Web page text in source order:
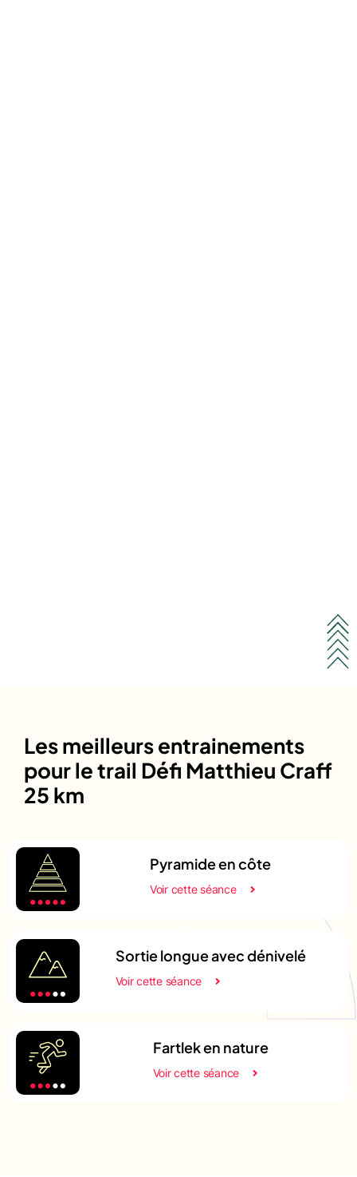
Les meilleurs entrainements
pour le trail Défi Matthieu Craff
25 km
Pyramide en côte
Voir cette séance
Sortie longue avec dénivelé
Voir cette séance
Fartlek en nature
Voir cette séance